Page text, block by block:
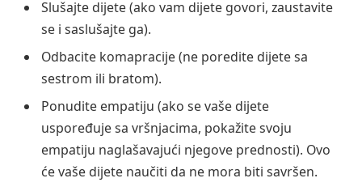
Slušajte dijete (ako vam dijete govori, zaustavite
se i saslušajte ga).
Odbacite komapracije (ne poredite dijete sa
sestrom ili bratom).
Ponudite empatiju (ako se vaše dijete
uspoređuje sa vršnjacima, pokažite svoju
empatiju naglašavajući njegove prednosti). Ovo
će vaše dijete naučiti da ne mora biti savršen.